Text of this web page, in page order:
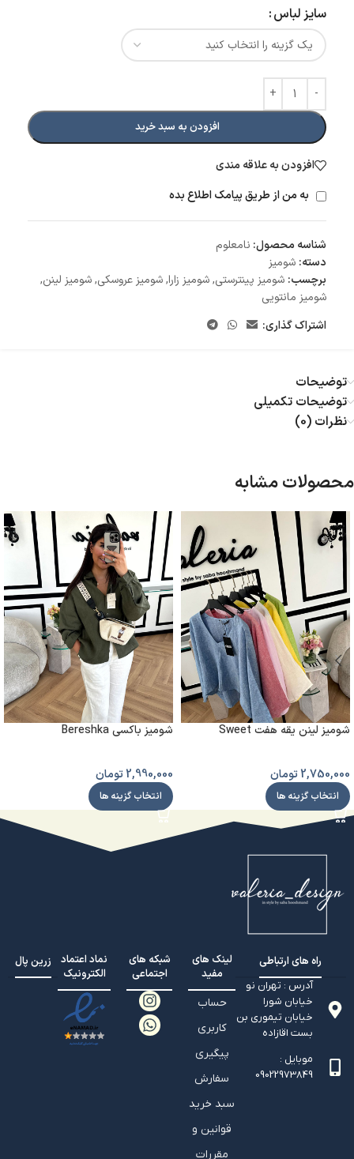
سایز لباس
افزودن به سبد خرید
افزودن به علاقه مندی
به من از طریق پیامک اطلاع بده
شناسه محصول: نامعلوم
دسته: شومیز
برچسب: شومیز پینترستی,شومیز زارا,شومیز عروسکی,شومیز لینن,
شومیز مانتویی
اشتراک گذاری:
توضیحات
توضیحات تکمیلی
نظرات (0)
محصولات مشابه
شومیز لینن یقه هفت Sweet
2,750,000تومان
انتخاب گزینه ها
شومیز باکسی Bereshka
2,990,000تومان
انتخاب گزینه ها
راه های ارتباطی
آدرس : تهران نو
خیابان شورا
خیابان تيموري بن
بست اقازاده
موبایل :
09022973849
لینک های
مفید
حساب
کاربری
پیگیری
سفارش
سبد خرید
قوانین و
مقررات
شبکه های
اجتماعی
نماد اعتماد
الکترونیک
زرین پال